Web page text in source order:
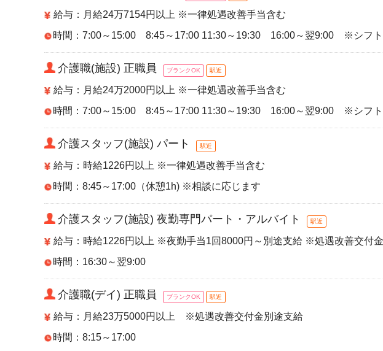
給与：月給24万7154円以上 ※一律処遇改善手当含む
時間：7:00～15:00 8:45～17:00 11:30～19:30 16:00～翌9:00 ※シフト
介護職(施設) 正職員 ブランクOK 駅近
給与：月給24万2000円以上 ※一律処遇改善手当含む
時間：7:00～15:00 8:45～17:00 11:30～19:30 16:00～翌9:00 ※シフト
介護スタッフ(施設) パート 駅近
給与：時給1226円以上 ※一律処遇改善手当含む
時間：8:45～17:00（休憩1h) ※相談に応じます
介護スタッフ(施設) 夜勤専門パート・アルバイト 駅近
給与：時給1226円以上 ※夜勤手当1回8000円～別途支給 ※処遇改善交付
時間：16:30～翌9:00
介護職(デイ) 正職員 ブランクOK 駅近
給与：月給23万5000円以上 ※処遇改善交付金別途支給
時間：8:15～17:00